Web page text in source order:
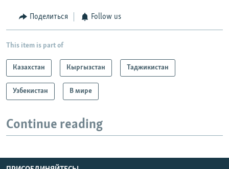
Поделиться Follow us
This item is part of
Казахстан Кыргызстан Таджикистан
Узбекистан В мире
Continue reading